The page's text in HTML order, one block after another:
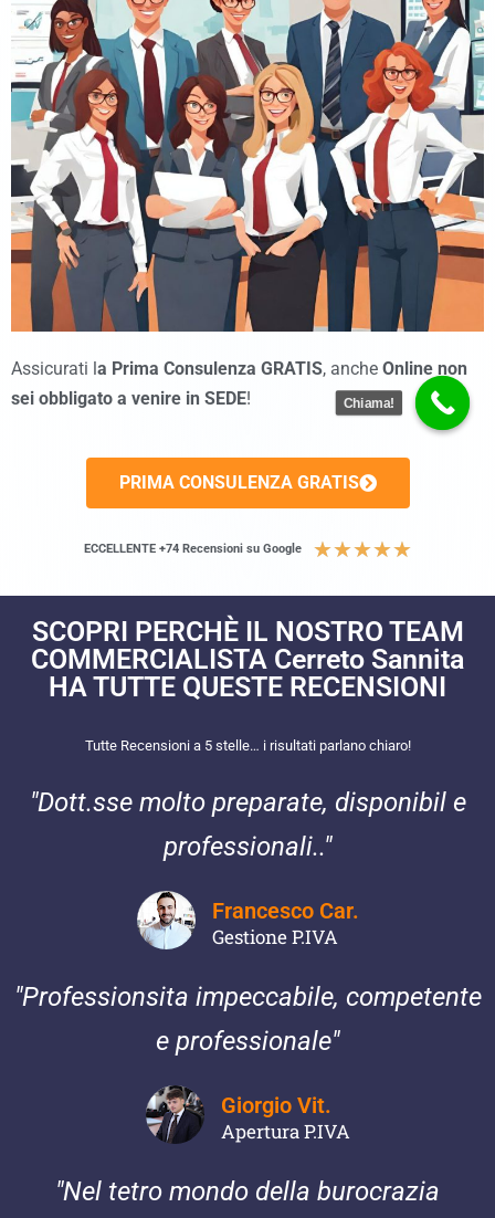
Assicurati la Prima Consulenza GRATIS, anche Online non
sei obbligato a venire in SEDE!
PRIMA CONSULENZA GRATIS
ECCELLENTE +74 Recensioni su Google ★★★★★
SCOPRI PERCHÈ IL NOSTRO TEAM
COMMERCIALISTA Cerreto Sannita
HA TUTTE QUESTE RECENSIONI​
Tutte Recensioni a 5 stelle… i risultati parlano chiaro!
"Dott.sse molto preparate, disponibil e
professionali.."
Francesco Car.
Gestione P.IVA
"Professionsita impeccabile, competente
e professionale"
Giorgio Vit.
Apertura P.IVA
"Nel tetro mondo della burocrazia
Chiama!